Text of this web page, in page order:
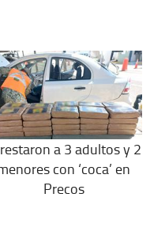
a 3 adultos y 2
con ‘coca’ en
Precos